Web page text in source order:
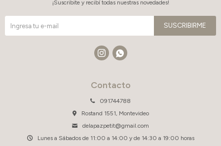
Contacto
091744788
Rostand 1551, Montevideo
delapazpetit@gmail.com
Lunes a Sábados de 11:00 a 14:00 y de 14:30 a 19:00 horas
¡Suscribite y recibí todas nuestras novedades!
SUSCRIBIRME
 